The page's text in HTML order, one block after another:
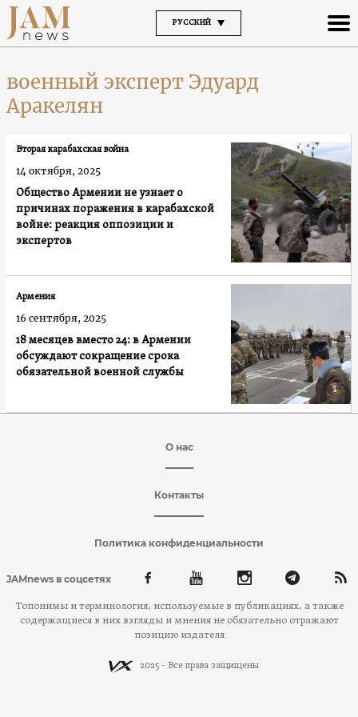
РУССКИЙ
военный эксперт Эдуард
Аракелян
Общество Армении не узнает о
причинах поражения в карабахской
войне: реакция оппозиции и
экспертов
Вторая карабахская война
14 октября, 2025
18 месяцев вместо 24: в Армении
обсуждают сокращение срока
обязательной военной службы
Армения
16 сентября, 2025
О нас
Контакты
Политика конфиденциальности
JAMnews в соцсетях
Топонимы и терминология, используемые в публикациях, а также
содержащиеся в них взгляды и мнения не обязательно отражают
позицию издателя
2025 - Все права защищены